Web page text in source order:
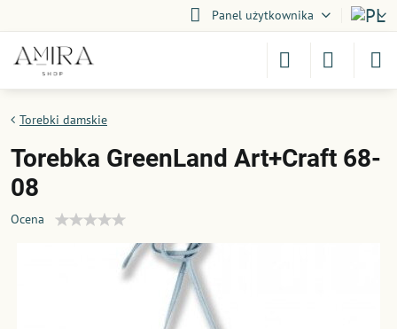
Panel użytkownika
Torebki damskie
Torebka GreenLand Art+Craft 68-
08
Ocena